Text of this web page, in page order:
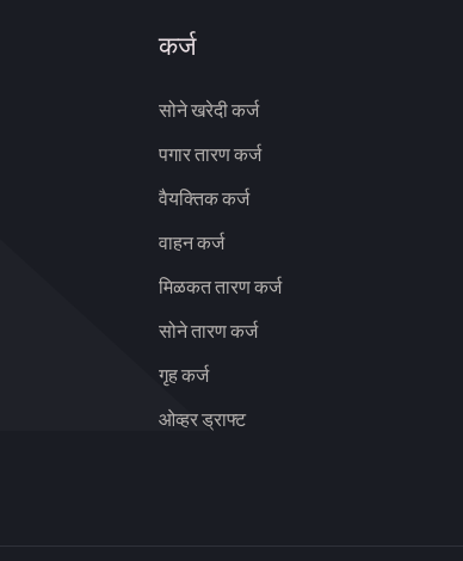
कर्ज
सोने खरेदी कर्ज
पगार तारण कर्ज
वैयक्तिक कर्ज
वाहन कर्ज
मिळकत तारण कर्ज
सोने तारण कर्ज
गृह कर्ज
ओव्हर ड्राफ्ट